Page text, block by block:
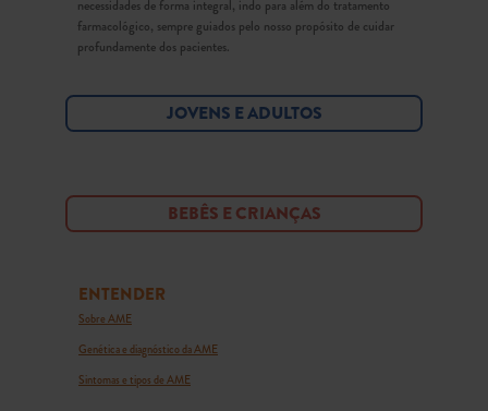
necessidades de forma integral, indo para além do tratamento
farmacológico, sempre guiados pelo nosso propósito de cuidar
profundamente dos pacientes.
JOVENS E ADULTOS
BEBÊS E CRIANÇAS
ENTENDER
Sobre AME
Genética e diagnóstico da AME
Sintomas e tipos de AME